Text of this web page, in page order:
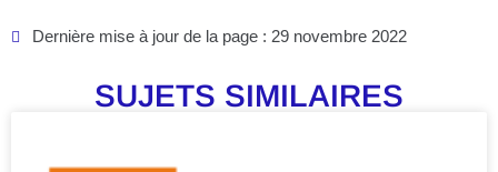
Dernière mise à jour de la page : 29 novembre 2022
SUJETS SIMILAIRES